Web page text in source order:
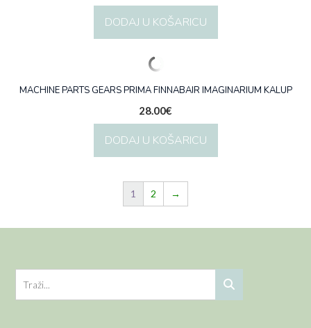
DODAJ U KOŠARICU
MACHINE PARTS GEARS PRIMA FINNABAIR IMAGINARIUM KALUP
28.00€
DODAJ U KOŠARICU
1 2 →